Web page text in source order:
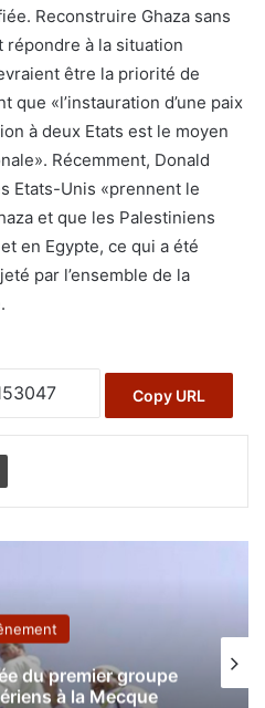
Reconstruire Ghaza sans
à la situation
être la priorité de
que «l’instauration d’une paix
à deux Etats est le moyen
Récemment, Donald
Etats-Unis «prennent le
et que les Palestiniens
en Egypte, ce qui a été
par l’ensemble de la
Copy URL
du premier groupe
à la Mecque